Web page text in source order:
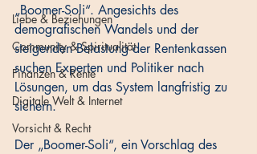
Liebe & Beziehungen
Community & Spiritualität
Finanzen & Rente
Digitale Welt & Internet
Vorsicht & Recht
„Boomer-Soli“. Angesichts des
demografischen Wandels und der
steigenden Belastung der Rentenkassen
suchen Experten und Politiker nach
Lösungen, um das System langfristig zu
sichern.
Der „Boomer-Soli“, ein Vorschlag des